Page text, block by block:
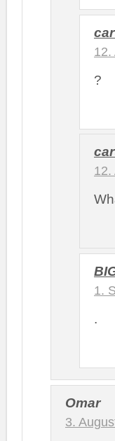
12.
?
12.
1.
.
Omar
3.